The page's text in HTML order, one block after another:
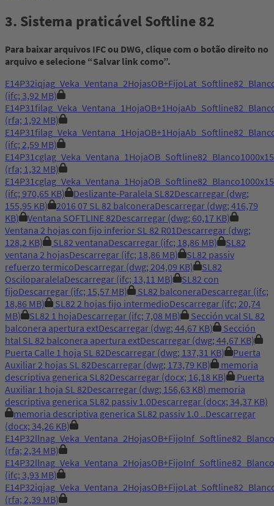
3. Sistema praticável Softline 82
Para baixar arquivos IFC ou DWG, clique com o botão direito no
arquivo e selecione “Salvar link como”.
(ifc; 3,92 MB)
(rfa; 1,92 MB)
(ifc; 2,59 MB)
(rfa; 1,32 MB)
(ifc; 970,65 KB)
Deslizante-Paralela SL82Descarregar (dwg;
155,95 KB)
2016 07 SL 82 balconeraDescarregar (dwg; 416,79
KB)
Ventana SOFTLINE 82Descarregar (dwg; 60,17 KB)
Ventana 2 hojas con fijo inferior SL 82 R01 Descarregar (dwg;
128,2 KB)
SL82 ventanaDescarregar (ifc; 18,86 MB)
SL82
ventana 2 hojasDescarregar (ifc; 18,86 MB)
SL82 passiv
refuerzo termicoDescarregar (dwg; 204,09 KB)
SL82
OsciloparalelaDescarregar (ifc; 13,11 MB)
SL82 con
fijoDescarregar (ifc; 15,57 MB) SL82 balconeraDescarregar (ifc;
18,86 MB)
SL82 2 hojas fijo intermedioDescarregar (ifc; 20,74
MB)
SL82 1 hojaDescarregar (ifc; 7,08 MB)
Sección vcal SL 82
balconera apertura extDescarregar (dwg; 44,67 KB)
Sección
htal SL 82 balconera apertura extDescarregar (dwg; 44,67 KB)
Puerta Calle 1 hoja SL 82Descarregar (dwg; 137,31 KB)
Puerta
Auxiliar 2 hojas SL 82Descarregar (dwg; 173,79 KB)
memoria
descriptiva generica SL82Descarregar (docx; 16,18 KB)
Puerta
Auxiliar 1 hoja SL 82Descarregar (dwg; 156,63 KB) memoria
descriptiva generica SL82 passiv 1.0Descarregar (docx; 34,37 KB)
memoria descriptiva generica SL82 passiv 1.0 ..Descarregar
(docx; 34,26 KB)
(rfa; 2,34 MB)
(ifc; 3,93 MB)
(rfa; 2,39 MB)